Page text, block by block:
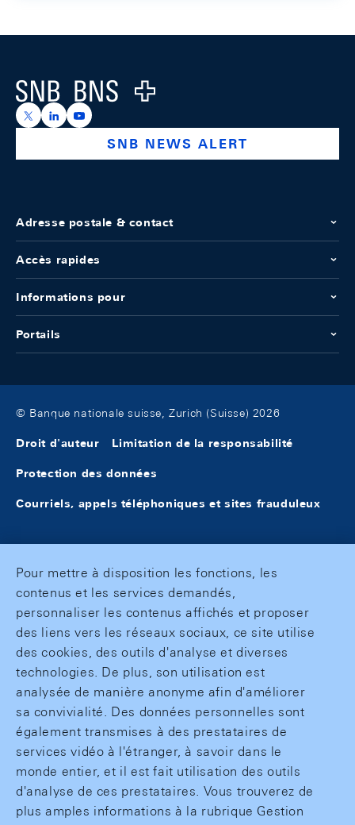
Logo
https://x.com/snb_bns
https://ch.linkedin.com/company/swiss-national-
https://www.youtube.com/@swissnationalbank
SNB NEWS ALERT
Adresse postale & contact
Accès rapides
Informations pour
Portails
© Banque nationale suisse, Zurich (Suisse) 2026
Droit d'auteur Limitation de la responsabilité
Protection des données
Courriels, appels téléphoniques et sites frauduleux
Pour mettre à disposition les fonctions, les
contenus et les services demandés,
personnaliser les contenus affichés et proposer
des liens vers les réseaux sociaux, ce site utilise
des cookies, des outils d'analyse et diverses
technologies. De plus, son utilisation est
analysée de manière anonyme afin d'améliorer
sa convivialité. Des données personnelles sont
également transmises à des prestataires de
services vidéo à l'étranger, à savoir dans le
monde entier, et il est fait utilisation des outils
d'analyse de ces prestataires. Vous trouverez de
plus amples informations à la rubrique Gestion